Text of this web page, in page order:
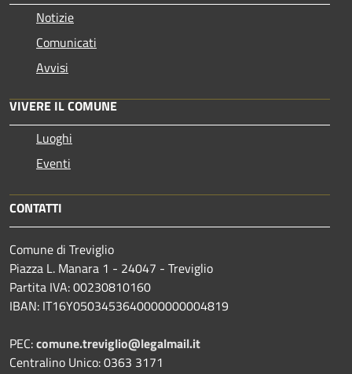
Notizie
Comunicati
Avvisi
VIVERE IL COMUNE
Luoghi
Eventi
CONTATTI
Comune di Treviglio
Piazza L. Manara 1 - 24047 - Treviglio
Partita IVA: 00230810160
IBAN: IT16Y0503453640000000004819
PEC:comune.treviglio@legalmail.it
Centralino Unico: 0363 3171